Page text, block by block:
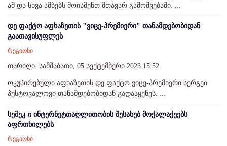
ამ და სხვა ამბებს მოისმენთ მთავარ გამოშვებაში. ...
დე ფაქტო აფხაზეთის "ვიცე-პრემიერი" თანამდებობიდან
გაათავისუფლეს
რეგიონი
თარიღი: სამშაბათი, 05 სექტემბერი 2023 15:52
ოკუპირებული აფხაზეთის დე ფაქტო ვიცე-პრემიერი სერგეი
პუსტოვალოვი თანამდებობიდან გადააყენეს. ...
სემეკ-ი ინტერნეტთაღლითობის შესახებ მოქალაქეებს
აფრთხილებს
რეგიონი